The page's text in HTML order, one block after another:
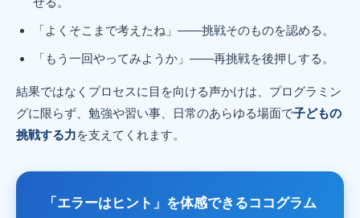
「よくそこまで考えたね」——挑戦そのものを認める。
「もう一回やってみようか」——再挑戦を後押しする。
結果ではなくプロセスに目を向ける声かけは、プログラミン
グに限らず、勉強や習い事、日常のあらゆる場面で子どもの
挑戦する力を支えてくれます。
「エラーはヒント」を体感できるココグラム